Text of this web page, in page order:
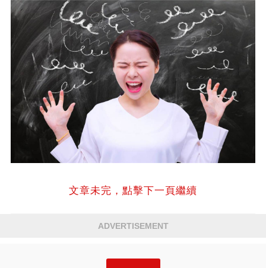
文章未完，點擊下一頁繼續
ADVERTISEMENT